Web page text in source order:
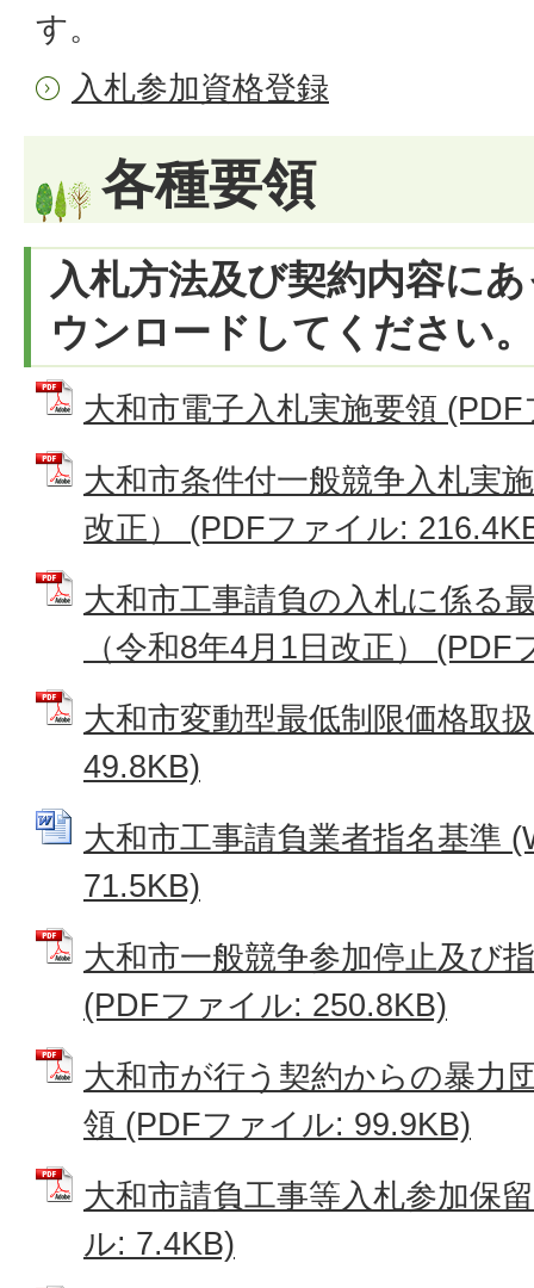
す。
入札参加資格登録
各種要領
入札方法及び契約内容に
ウンロードしてください。
大和市電子入札実施要領
大和市条件付一般競争入札実
改正） (PDFファイル:
大和市工事請負の入札に係る
（令和8年4月1日改正）
大和市変動型最低制限価格取
49.8KB)
大和市工事請負業者指名基準
71.5KB)
大和市一般競争参加停止及び
(PDFファイル: 250.8KB)
大和市が行う契約からの暴力
領 (PDFファイル: 99.9KB)
大和市請負工事等入札参加保
ル: 7.4KB)